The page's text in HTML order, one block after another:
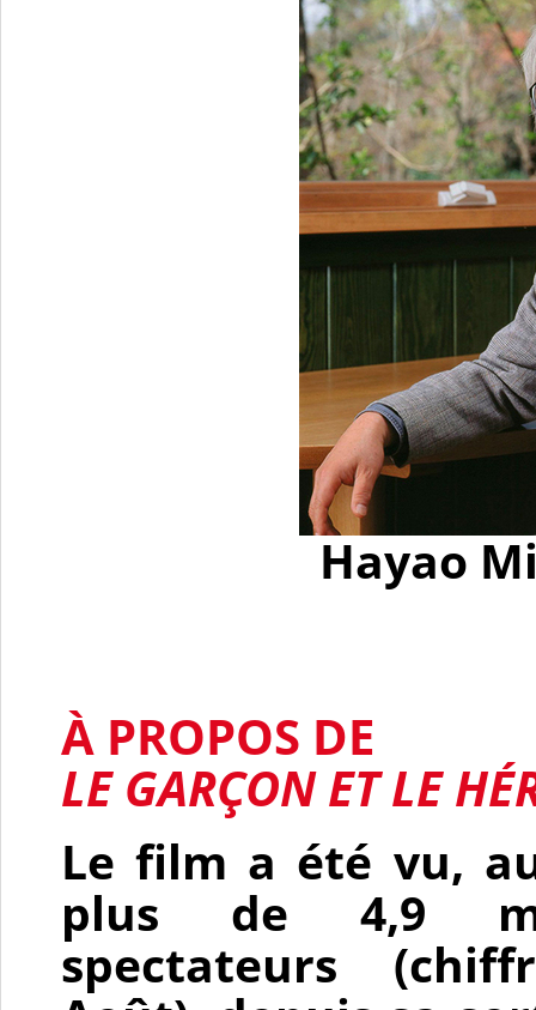
Hayao
À PROPOS DE
LE GARÇON ET LE
Le film a été vu,
plus de 4,9
spectateurs